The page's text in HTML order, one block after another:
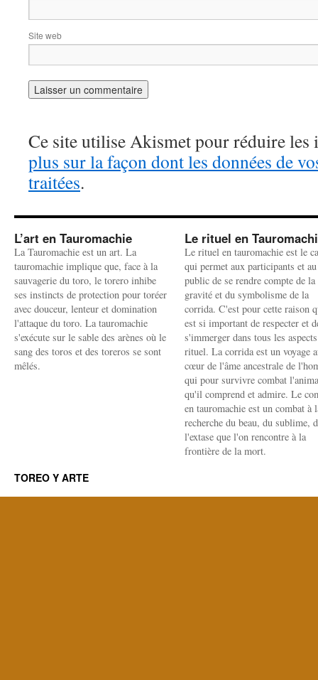
Site web
Ce site utilise Akismet pour réduire les
plus sur la façon dont les données de
traitées.
L’art en Tauromachie
La Tauromachie est un art. La
tauromachie implique que, face à la
sauvagerie du toro, le torero inhibe
ses instincts de protection pour toréer
avec douceur, lenteur et domination
l'attaque du toro. La tauromachie
s'exécute sur le sable des arènes où le
sang des toros et des toreros se sont
mêlés.
Le rituel en
Le rituel en tauromachie est le
qui permet aux participants et au
public de se rendre compte de la
gravité et du symbolisme de la
corrida. C'est pour cette raison
est si important de respecter et
s'immerger dans tous les
rituel. La corrida est un voyage
cœur de l'âme ancestrale de
qui pour survivre combat
qu'il comprend et admire. Le
en tauromachie est un combat à
recherche du beau, du sublime,
l'extase que l'on rencontre à la
frontière de la mort.
TOREO Y ARTE